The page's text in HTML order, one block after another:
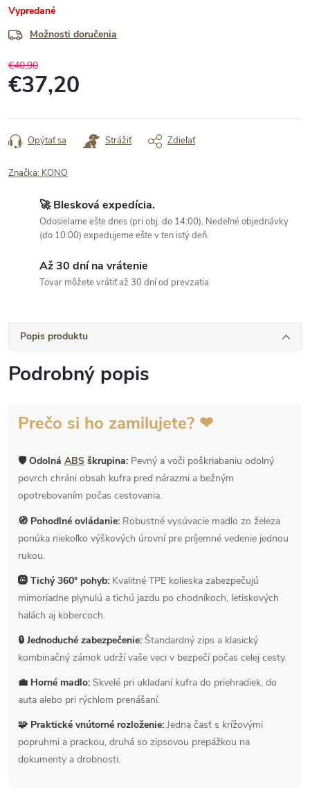
Vypredané
Možnosti doručenia
€40,90
€37,20
cena:
Opýtať sa Strážiť Zdieľať
Značka: KONO
🚀 Blesková expedícia.
Odosielame ešte dnes (pri obj. do 14:00). Nedeľné objednávky
(do 10:00) expedujeme ešte v ten istý deň.
Až 30 dní na vrátenie
Tovar môžete vrátiť až 30 dní od prevzatia
Popis produktu
Podrobný popis
Prečo si ho zamilujete? ❤
🛡 Odolná ABS škrupina: Pevný a voči poškriabaniu odolný
povrch chráni obsah kufra pred nárazmi a bežným
opotrebovaním počas cestovania.
🧭 Pohodlné ovládanie: Robustné vysúvacie madlo zo železa
ponúka niekoľko výškových úrovní pre príjemné vedenie jednou
rukou.
🛞 Tichý 360° pohyb: Kvalitné TPE kolieska zabezpečujú
mimoriadne plynulú a tichú jazdu po chodníkoch, letiskových
halách aj kobercoch.
🔒 Jednoduché zabezpečenie: Štandardný zips a klasický
kombinačný zámok udrží vaše veci v bezpečí počas celej cesty.
💼 Horné madlo: Skvelé pri ukladaní kufra do priehradiek, do
auta alebo pri rýchlom prenášaní.
🧩 Praktické vnútorné rozloženie: Jedna časť s krížovými
popruhmi a prackou, druhá so zipsovou prepážkou na
dokumenty a drobnosti.